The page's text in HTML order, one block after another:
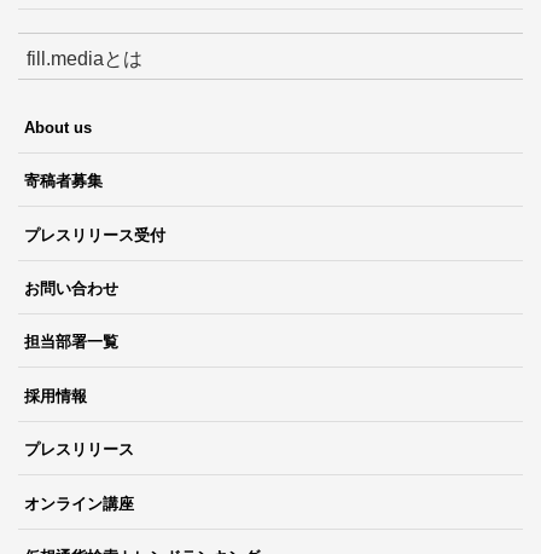
fill.mediaとは
About us
寄稿者募集
プレスリリース受付
お問い合わせ
担当部署一覧
採用情報
プレスリリース
オンライン講座